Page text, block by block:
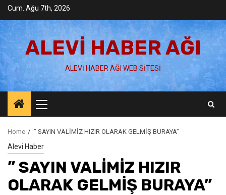
Skip
content
Cum. Ağu 7th, 2026
ALEVI HABER AĞI
ALEVI HABER AĞI WEB SITESI
Menu
Home ” SAYIN VALİMİZ HIZIR OLARAK GELMİŞ BURAYA”
Alevi Haber
” SAYIN VALİMİZ HIZIR
OLARAK GELMİŞ BURAYA”